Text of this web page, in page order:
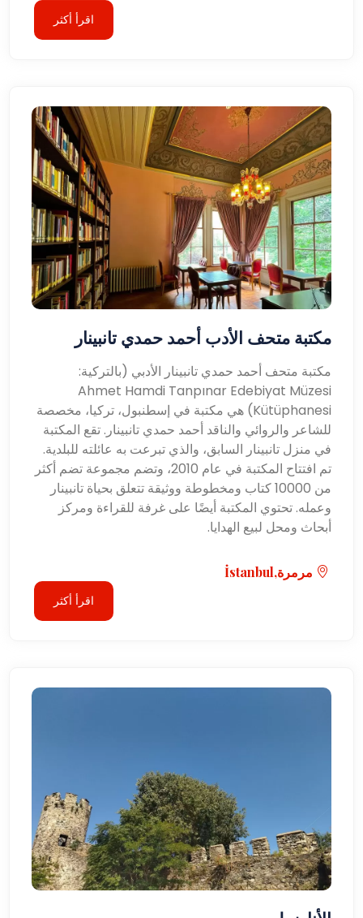
اقرأ أكثر
مكتبة متحف الأدب أحمد حمدي تانبينار
مكتبة متحف أحمد حمدي تانبينار الأدبي (بالتركية:
Ahmet Hamdi Tanpınar Edebiyat Müzesi
Kütüphanesi) هي مكتبة في إسطنبول، تركيا، مخصصة
للشاعر والروائي والناقد أحمد حمدي تانبينار. تقع المكتبة
في منزل تانبينار السابق، والذي تبرعت به عائلته للبلدية.
تم افتتاح المكتبة في عام 2010، وتضم مجموعة تضم أكثر
من 10000 كتاب ومخطوطة ووثيقة تتعلق بحياة تانبينار
وعمله. تحتوي المكتبة أيضًا على غرفة للقراءة ومركز
أبحاث ومحل لبيع الهدايا.
مرمرة,İstanbul
اقرأ أكثر